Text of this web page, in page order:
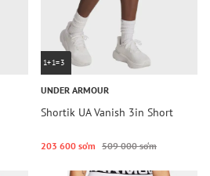
1+1=3
UNDER ARMOUR
Shortik UA Vanish 3in Short
203 600 so‘m 509 000 so‘m